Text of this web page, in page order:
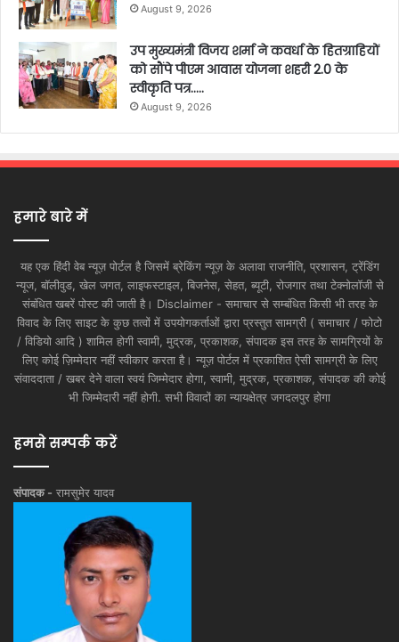
August 9, 2026
उप मुख्यमंत्री विजय शर्मा ने कवर्धा के हितग्राहियों
को सौंपे पीएम आवास योजना शहरी 2.0 के
स्वीकृति पत्र…..
August 9, 2026
हमारे बारे में
यह एक हिंदी वेब न्यूज़ पोर्टल है जिसमें ब्रेकिंग न्यूज़ के अलावा राजनीति, प्रशासन, ट्रेंडिंग
न्यूज, बॉलीवुड, खेल जगत, लाइफस्टाइल, बिजनेस, सेहत, ब्यूटी, रोजगार तथा टेक्नोलॉजी से
संबंधित खबरें पोस्ट की जाती है। Disclaimer - समाचार से सम्बंधित किसी भी तरह के
विवाद के लिए साइट के कुछ तत्वों में उपयोगकर्ताओं द्वारा प्रस्तुत सामग्री ( समाचार / फोटो
/ विडियो आदि ) शामिल होगी स्वामी, मुद्रक, प्रकाशक, संपादक इस तरह के सामग्रियों के
लिए कोई ज़िम्मेदार नहीं स्वीकार करता है। न्यूज़ पोर्टल में प्रकाशित ऐसी सामग्री के लिए
संवाददाता / खबर देने वाला स्वयं जिम्मेदार होगा, स्वामी, मुद्रक, प्रकाशक, संपादक की कोई
भी जिम्मेदारी नहीं होगी. सभी विवादों का न्यायक्षेत्र जगदलपुर होगा
हमसे सम्पर्क करें
संपादक - रामसुमेर यादव